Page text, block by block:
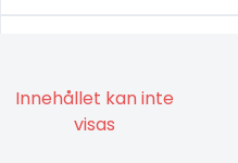
Innehållet kan inte
visas